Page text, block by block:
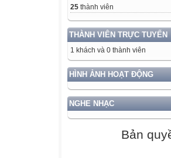
25 thành viên
THÀNH VIÊN TRỰC TUYẾN
1 khách và 0 thành viên
HÌNH ẢNH HOẠT ĐỘNG
NGHE NHẠC
Bản